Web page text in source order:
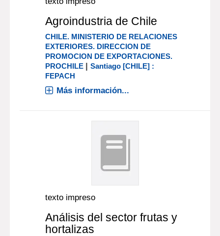
Agroindustria de Chile
CHILE. MINISTERIO DE RELACIONES
EXTERIORES. DIRECCION DE
PROMOCION DE EXPORTACIONES.
PROCHILE |Santiago [CHILE] :
FEPACH
Más información...
texto impreso
Análisis del sector frutas y
hortalizas